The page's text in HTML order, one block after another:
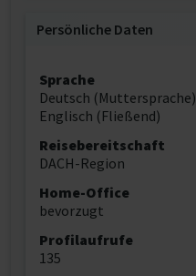
Persönliche Daten
Sprache
Deutsch (Muttersprache)
Englisch (Fließend)
Reisebereitschaft
DACH-Region
Home-Office
bevorzugt
Profilaufrufe
135